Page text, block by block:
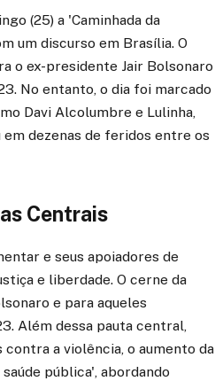
(25) a 'Caminhada da
um discurso em Brasília. O
o ex-presidente Jair Bolsonaro
No entanto, o dia foi marcado
Davi Alcolumbre e Lulinha,
dezenas de feridos entre os
Centrais
e seus apoiadores de
e liberdade. O cerne da
e para aqueles
Além dessa pauta central,
a violência, o aumento da
pública', abordando